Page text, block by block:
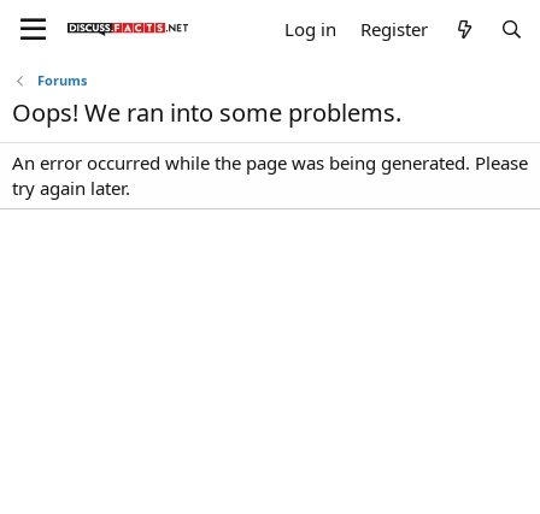
Log in Register
Forums
Oops! We ran into some problems.
An error occurred while the page was being generated. Please
try again later.